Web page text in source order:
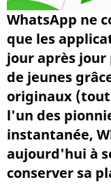
WhatsApp ne
que les
jour après
de jeunes
originaux
l'un des
instantanée,
aujourd'hui à
conserver sa